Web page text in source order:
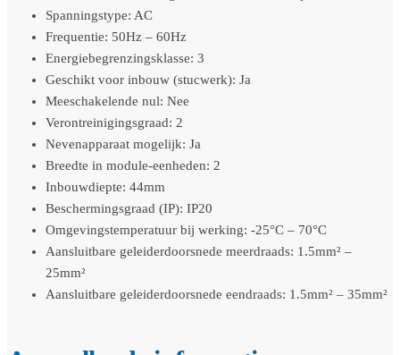
Spanningstype: AC
Frequentie: 50Hz – 60Hz
Energiebegrenzingsklasse: 3
Geschikt voor inbouw (stucwerk): Ja
Meeschakelende nul: Nee
Verontreinigingsgraad: 2
Nevenapparaat mogelijk: Ja
Breedte in module-eenheden: 2
Inbouwdiepte: 44mm
Beschermingsgraad (IP): IP20
Omgevingstemperatuur bij werking: -25°C – 70°C
Aansluitbare geleiderdoorsnede meerdraads: 1.5mm² –
25mm²
Aansluitbare geleiderdoorsnede eendraads: 1.5mm² – 35mm²